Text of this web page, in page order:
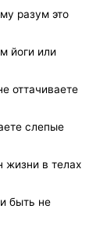
разум это
йоги или
оттачиваете
слепые
жизни в телах
быть не